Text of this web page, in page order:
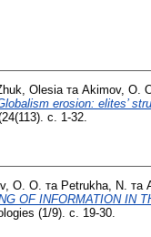
Olesia та Akimov, O.
erosion: elites’
с. 1-32.
O. O. та Petrukha, N. та
OF INFORMATION IN
(1/9). с. 19-30.